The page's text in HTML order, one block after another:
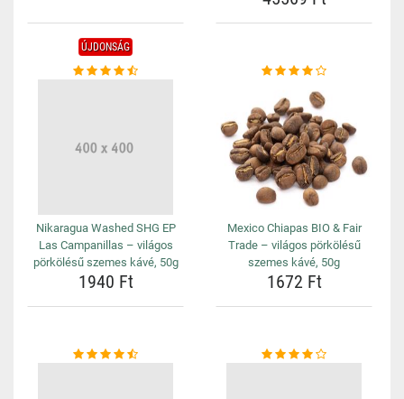
ÚJDONSÁG
Nikaragua Washed SHG EP
Las Campanillas – világos
pörkölésű szemes kávé, 50g
1940 Ft
Mexico Chiapas BIO & Fair
Trade – világos pörkölésű
szemes kávé, 50g
1672 Ft